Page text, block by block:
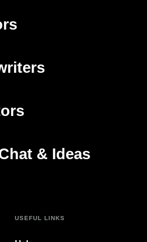
tab)
tab)
tab)
& Ideas
tab)
USEFUL LINKS